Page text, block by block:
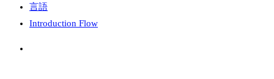
言語
Introduction Flow